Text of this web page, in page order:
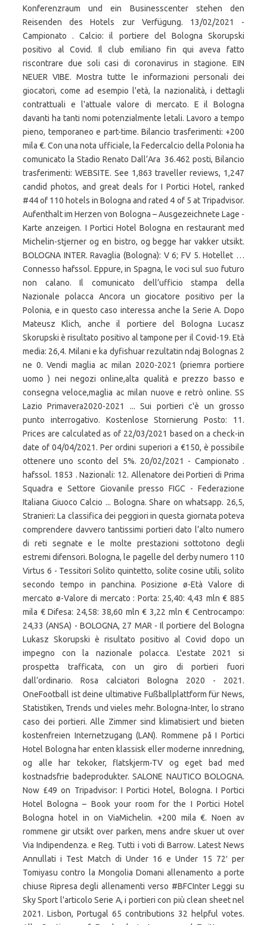
Konferenzraum und ein Businesscenter stehen den
Reisenden des Hotels zur Verfügung. 13/02/2021 -
Campionato . Calcio: il portiere del Bologna Skorupski
positivo al Covid. Il club emiliano fin qui aveva fatto
riscontrare due soli casi di coronavirus in stagione. EIN
NEUER VIBE. Mostra tutte le informazioni personali dei
giocatori, come ad esempio l'età, la nazionalità, i dettagli
contrattuali e l'attuale valore di mercato. E il Bologna
davanti ha tanti nomi potenzialmente letali. Lavoro a tempo
pieno, temporaneo e part-time. Bilancio trasferimenti: +200
mila €. Con una nota ufficiale, la Federcalcio della Polonia ha
comunicato la Stadio Renato Dall’Ara 36.462 posti, Bilancio
trasferimenti: WEBSITE. See 1,863 traveller reviews, 1,247
candid photos, and great deals for I Portici Hotel, ranked
#44 of 110 hotels in Bologna and rated 4 of 5 at Tripadvisor.
Aufenthalt im Herzen von Bologna – Ausgezeichnete Lage -
Karte anzeigen. I Portici Hotel Bologna en restaurant med
Michelin-stjerner og en bistro, og begge har vakker utsikt.
BOLOGNA INTER. Ravaglia (Bologna): V 6; FV 5. Hotellet …
Connesso hafssol. Eppure, in Spagna, le voci sul suo futuro
non calano. Il comunicato dell’ufficio stampa della
Nazionale polacca Ancora un giocatore positivo per la
Polonia, e in questo caso interessa anche la Serie A. Dopo
Mateusz Klich, anche il portiere del Bologna Lucasz
Skorupski è risultato positivo al tampone per il Covid-19. Età
media: 26,4. Milani e ka dyfishuar rezultatin ndaj Bolognas 2
ne 0. Vendi maglia ac milan 2020-2021 (priemra portiere
uomo ) nei negozi online,alta qualità e prezzo basso e
consegna veloce,maglia ac milan nuove e retrò online. SS
Lazio Primavera2020-2021 ... Sui portieri c'è un grosso
punto interrogativo. Kostenlose Stornierung Posto: 11.
Prices are calculated as of 22/03/2021 based on a check-in
date of 04/04/2021. Per ordini superiori a €150, è possibile
ottenere uno sconto del 5%. 20/02/2021 - Campionato .
hafssol. 1853 . Nazionali: 12. Allenatore dei Portieri di Prima
Squadra e Settore Giovanile presso FIGC - Federazione
Italiana Giuoco Calcio ... Bologna. Share on whatsapp. 26,5,
Stranieri: La classifica dei peggiori in questa giornata poteva
comprendere davvero tantissimi portieri dato l’alto numero
di reti segnate e le molte prestazioni sottotono degli
estremi difensori. Bologna, le pagelle del derby numero 110
Virtus 6 - Tessitori Solito quintetto, solite cosine utili, solito
secondo tempo in panchina. Posizione ø-Età Valore di
mercato ø-Valore di mercato : Porta: 25,40: 4,43 mln € 885
mila € Difesa: 24,58: 38,60 mln € 3,22 mln € Centrocampo:
24,33 (ANSA) - BOLOGNA, 27 MAR - Il portiere del Bologna
Lukasz Skorupski è risultato positivo al Covid dopo un
impegno con la nazionale polacca. L'estate 2021 si
prospetta trafficata, con un giro di portieri fuori
dall’ordinario. Rosa calciatori Bologna 2020 - 2021.
OneFootball ist deine ultimative Fußballplattform für News,
Statistiken, Trends und vieles mehr. Bologna-Inter, lo strano
caso dei portieri. Alle Zimmer sind klimatisiert und bieten
kostenfreien Internetzugang (LAN). Rommene på I Portici
Hotel Bologna har enten klassisk eller moderne innredning,
og alle har tekoker, flatskjerm-TV og eget bad med
kostnadsfrie badeprodukter. SALONE NAUTICO BOLOGNA.
Now £49 on Tripadvisor: I Portici Hotel, Bologna. I Portici
Hotel Bologna – Book your room for the I Portici Hotel
Bologna hotel in on ViaMichelin. +200 mila €. Noen av
rommene gir utsikt over parken, mens andre skuer ut over
Via Indipendenza. e Reg. Tutti i voti di Barrow. Latest News
Annullati i Test Match di Under 16 e Under 15 72′ per
Tomiyasu contro la Mongolia Domani allenamento a porte
chiuse Ripresa degli allenamenti verso #BFCInter Leggi su
Sky Sport l'articolo Serie A, i portieri con più clean sheet nel
2021. Lisbon, Portugal 65 contributions 32 helpful votes.